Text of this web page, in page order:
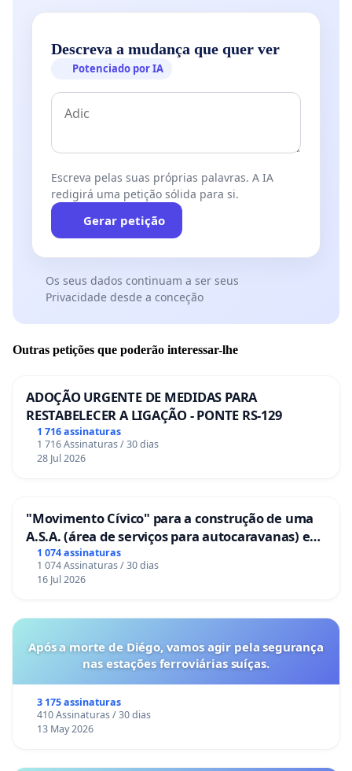
Descreva a mudança que quer ver
Potenciado por IA
Escreva pelas suas próprias palavras. A IA
redigirá uma petição sólida para si.
Gerar petição
Os seus dados continuam a ser seus
Privacidade desde a conceção
Outras petições que poderão interessar-lhe
ADOÇÃO URGENTE DE MEDIDAS PARA
RESTABELECER A LIGAÇÃO - PONTE RS-129
1 716 assinaturas
1 716 Assinaturas / 30 dias
28 Jul 2026
"Movimento Cívico" para a construção de uma
A.S.A. (área de serviços para autocaravanas) em
Coimbra
1 074 assinaturas
1 074 Assinaturas / 30 dias
16 Jul 2026
Após a morte de Diégo, vamos agir pela segurança
nas estações ferroviárias suíças.
3 175 assinaturas
410 Assinaturas / 30 dias
13 May 2026